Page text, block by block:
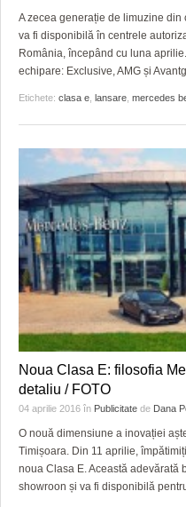
LICEE, ŞCOLI ŞI
PRIMĂRIILE DIN TIMIŞ
SFATURI JURIDICE
A zecea generație de limuzine
va fi disponibilă în centrele
România, începând cu luna
echipare: Exclusive, AMG și
Etichete: clasa e lansare mercedes
Noua Clasa E: filosofia
detaliu / FOTO
04 aprilie 2016 în Publicitate de Dana
O nouă dimensiune a inovației
Timișoara. Din 11 aprilie,
noua Clasa E. Această adevărată
showroon și va fi disponibilă